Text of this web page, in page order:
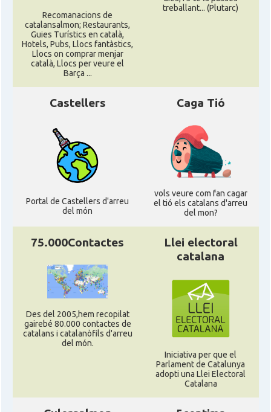
Recomanacions de
catalansalmon; Restaurants,
Guies Turístics en català,
Hotels, Pubs, Llocs fantàstics,
Llocs on comprar menjar
català, Llocs per veure el
Barça ...
treballant... (Plutarc)
Castellers
Portal de Castellers d'arreu
del món
Caga Tió
vols veure com fan cagar
el tió els catalans d'arreu
del mon?
75.000Contactes
Des del 2005,hem recopilat
gairebé 80.000 contactes de
catalans i catalanòfils d'arreu
del món.
Llei electoral
catalana
Iniciativa per que el
Parlament de Catalunya
adopti una Llei Electoral
Catalana